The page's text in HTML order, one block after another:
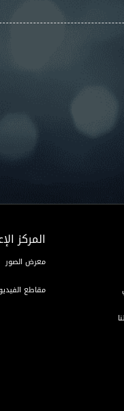
المركز
معرض الصور
مقاطع